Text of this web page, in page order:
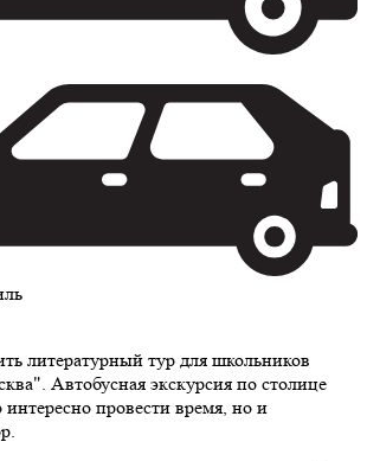
литературный тур для школьников
Автобусная экскурсия по столице
интересно провести время, но и